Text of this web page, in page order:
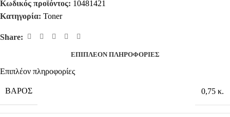
Κωδικός προϊόντος: 10481421
Κατηγορία: Toner
Share:
ΕΠΙΠΛΈΟΝ ΠΛΗΡΟΦΟΡΊΕΣ
Επιπλέον πληροφορίες
ΒΆΡΟΣ 0,75 κ.